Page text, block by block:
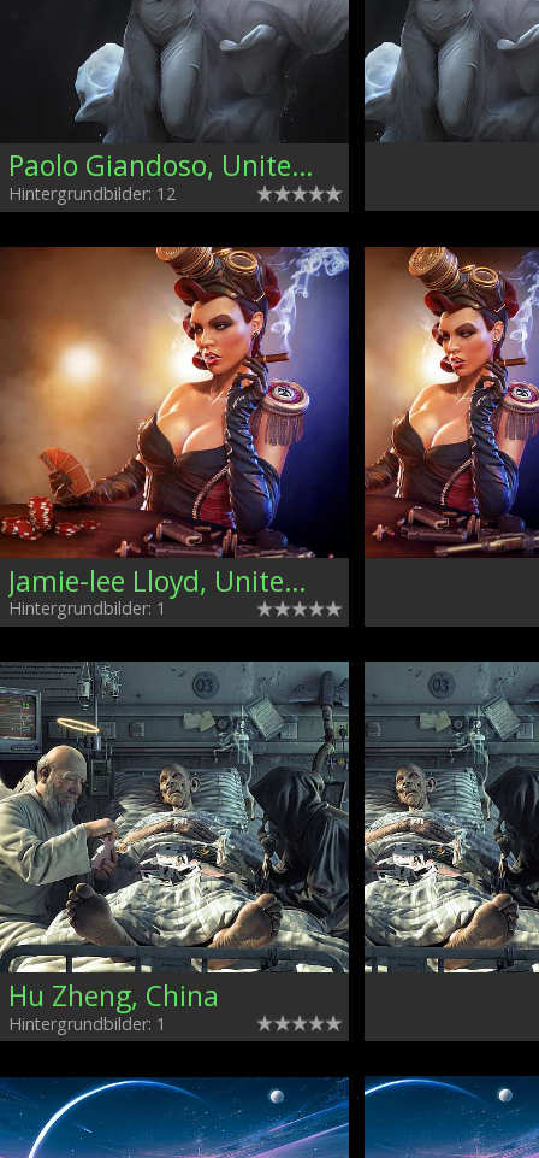
Paolo Giandoso, United Kingdom
Hintergrundbilder: 12
Jamie-lee Lloyd, United Kingdom
Hintergrundbilder: 1
Hu Zheng, China
Hintergrundbilder: 1